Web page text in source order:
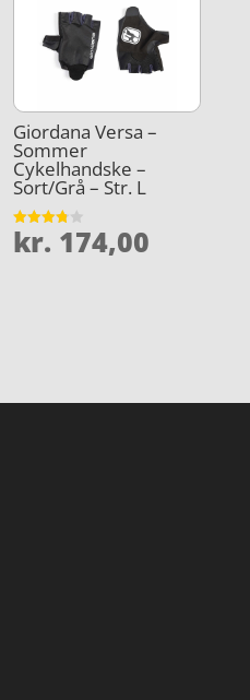
Giordana Versa –
Sommer
Cykelhandske –
Sort/Grå – Str. L
Vurderet
3.8
kr. 174,00